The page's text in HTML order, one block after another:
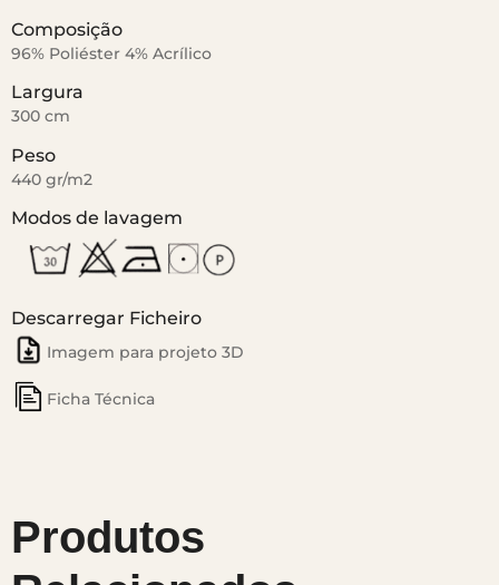
Composição
96% Poliéster 4% Acrílico
Largura
300 cm
Peso
440 gr/m2
Modos de lavagem
Descarregar Ficheiro
Imagem para projeto 3D
Ficha Técnica
Produtos